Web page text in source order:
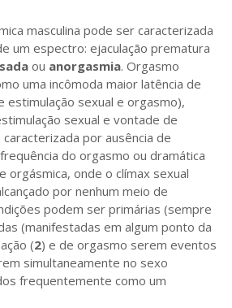
masculina pode ser caracterizada
um espectro: ejaculação prematura
ou anorgasmia. Orgasmo
uma incômoda maior latência de
sexual e orgasmo),
sexual e vontade de
por ausência de
do orgasmo ou dramática
orgásmica, onde o clímax sexual
por nenhum meio de
podem ser primárias (sempre
(manifestadas em algum ponto da
(2) e de orgasmo serem eventos
simultaneamente no sexo
frequentemente como um